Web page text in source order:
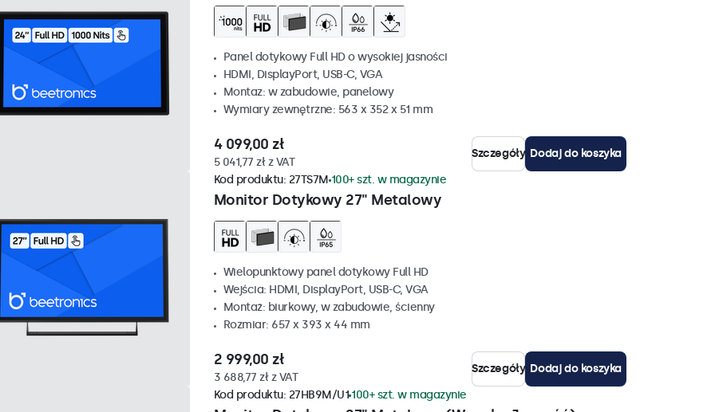
Panel dotykowy Full HD o wysokiej jasności
HDMI, DisplayPort, USB-C, VGA
Montaz: w zabudowie, panelowy
Wymiary zewnętrzne: 563 x 352 x 51 mm
4 099,00 zł
5 041,77 zł z VAT
Szczegóły Dodaj do koszyka
Monitor Dotykowy 27" Metalowy
Kod produktu: 27TS7M 100+ szt. w magazynie
Wielopunktowy panel dotykowy Full HD
Wejścia: HDMI, DisplayPort, USB-C, VGA
Montaż: biurkowy, w zabudowie, ścienny
Rozmiar: 657 x 393 x 44 mm
2 999,00 zł
3 688,77 zł z VAT
Szczegóły Dodaj do koszyka
Kod produktu: 27HB9M/U1 100+ szt. w magazynie